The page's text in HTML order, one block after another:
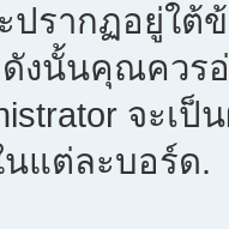
รากฏอยู่ใต้
งนั้นคุณควรอ่
จะเ
แต่ละบอร์ด.